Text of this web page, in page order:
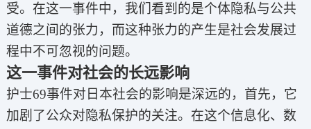
受。在这一事件中，我们看到的是个体隐私与公共
道德之间的张力，而这种张力的产生是社会发展过
程中不可忽视的问题。
这一事件对社会的长远影响
护士69事件对日本社会的影响是深远的，首先，它
加剧了公众对隐私保护的关注。在这个信息化、数